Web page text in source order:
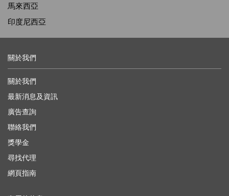
馬來西亞
印度尼西亞
關於我們
關於我們
最新消息及資訊
廣告查詢
聯絡我們
獎學金
尋找代理
網頁指南